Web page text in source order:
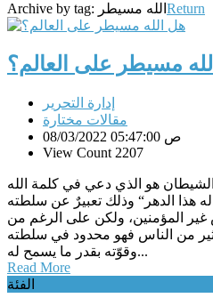
Archive by tag: الله مسيطر Return
مسيطر على العالم؟
إدارة التحرير
مقالات مختارة
08/03/2022 05:47:00 ص
View Count 2207
هو الذي دعي في كلمة الله
هذا الدهر“ وذلك تعبيرٌ عن سلطته
غير المؤمنين، ولكن على الرغم من
من الناس فهو محدود في سلطته
وقوّته بقدر ما يسمح له...
Read More
الفئة